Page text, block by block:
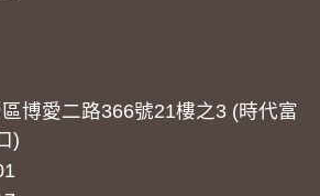
博愛二路366號21樓之3 (時代富
)